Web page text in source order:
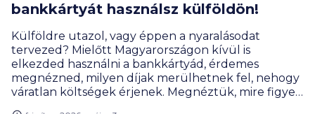
bankkártyát használsz külföldön!
Külföldre utazol, vagy éppen a nyaralásodat
tervezed? Mielőtt Magyarországon kívül is
elkezded használni a bankkártyád, érdemes
megnézned, milyen díjak merülhetnek fel, nehogy
váratlan költségek érjenek. Megnéztük, mire figyelj